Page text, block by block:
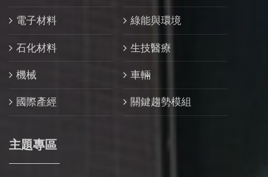
電子材料 綠能與環境
石化材料 生技醫療
機械 車輛
國際產經 關鍵趨勢模組
主題專區